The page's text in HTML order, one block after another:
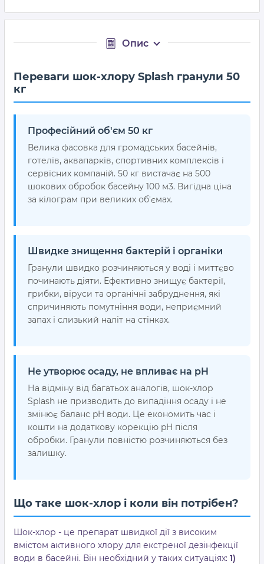
Опис
Переваги шок-хлору Splash гранули 50
кг
Професійний об'єм 50 кг
Велика фасовка для громадських басейнів,
готелів, аквапарків, спортивних комплексів і
сервісних компаній. 50 кг вистачає на 500
шокових обробок басейну 100 м3. Вигідна ціна
за кілограм при великих об'ємах.
Швидке знищення бактерій і органіки
Гранули швидко розчиняються у воді і миттєво
починають діяти. Ефективно знищує бактерії,
грибки, віруси та органічні забруднення, які
спричиняють помутніння води, неприємний
запах і слизький наліт на стінках.
Не утворює осаду, не впливає на pH
На відміну від багатьох аналогів, шок-хлор
Splash не призводить до випадіння осаду і не
змінює баланс pH води. Це економить час і
кошти на додаткову корекцію pH після
обробки. Гранули повністю розчиняються без
залишку.
Що таке шок-хлор і коли він потрібен?
Шок-хлор - це препарат швидкої дії з високим
вмістом активного хлору для екстреної дезінфекції
води в басейні. Він необхідний у таких ситуаціях: 1)